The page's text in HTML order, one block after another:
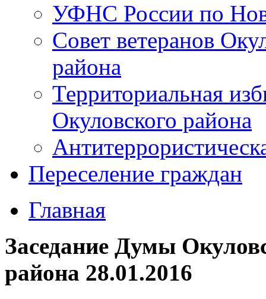
УФНС России по
Совет ветеранов
района
Территориальная
Окуловского района
Переселение граждан
Главная
Заседание Думы
района 28.01.2016